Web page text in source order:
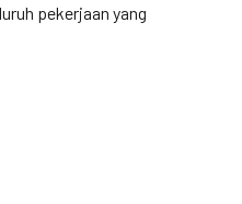
pekerjaan yang